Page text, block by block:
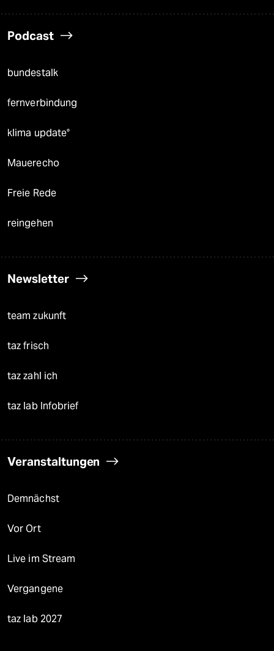
Podcast
bundestalk
fernverbindung
klima update°
Mauerecho
Freie Rede
reingehen
Newsletter
team zukunft
taz frisch
taz zahl ich
taz lab Infobrief
Veranstaltungen
Demnächst
Vor Ort
Live im Stream
Vergangene
taz lab 2027